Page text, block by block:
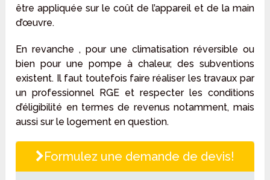
être appliquée sur le coût de l’appareil et de la main
d’œuvre.
En revanche , pour une climatisation réversible ou
bien pour une pompe à chaleur, des subventions
existent. Il faut toutefois faire réaliser les travaux par
un professionnel RGE et respecter les conditions
d’éligibilité en termes de revenus notamment, mais
aussi sur le logement en question.
Formulez une demande de devis!